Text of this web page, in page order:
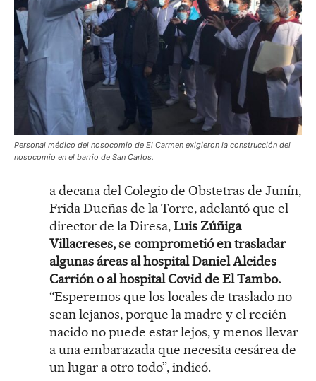
Personal médico del nosocomio de El Carmen exigieron la construcción del
nosocomio en el barrio de San Carlos.
a decana del Colegio de Obstetras de Junín,
Frida Dueñas de la Torre, adelantó que el
director de la Diresa,Luis Zúñiga
Villacreses, se comprometió en trasladar
algunas áreas al hospital Daniel Alcides
Carrión o al hospital Covid de El Tambo.
“Esperemos que los locales de traslado no
sean lejanos, porque la madre y el recién
nacido no puede estar lejos, y menos llevar
a una embarazada que necesita cesárea de
un lugar a otro todo”, indicó.